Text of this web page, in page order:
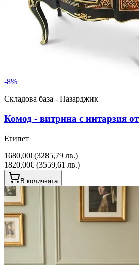
-8%
Складова база - Пазарджик
Комод - витрина с интарзия
Египет
1680,00€(3285,79 лв.)
1820,00€ (3559,61 лв.)
В количката